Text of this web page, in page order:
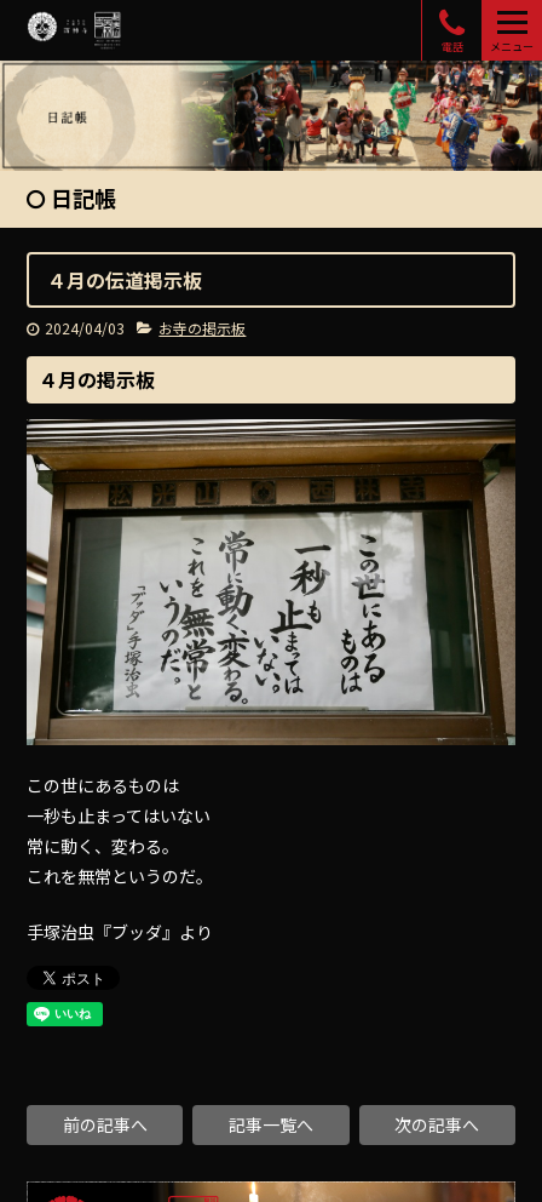
電話 メニュー
日記帳
４月の伝道掲示板
2024/04/03 お寺の掲示板
４月の掲示板
この世にあるものは
一秒も止まってはいない
常に動く、変わる。
これを無常というのだ。
手塚治虫『ブッダ』より
前の記事へ 記事一覧へ 次の記事へ